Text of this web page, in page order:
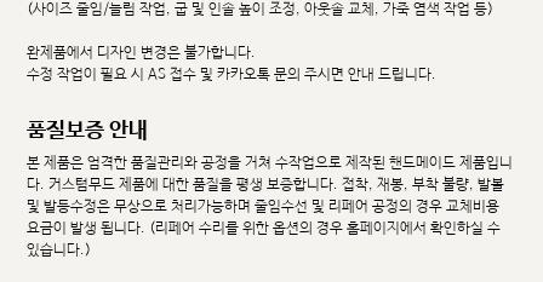
(사이즈 줄임/늘림 작업, 굽 및 인솔 높이 조정, 아웃솔 교체, 가죽 염색 작업 등)
완제품에서 디자인 변경은 불가합니다.
수정 작업이 필요 시 AS 접수 및 카카오톡 문의 주시면 안내 드립니다.
품질보증 안내
본 제품은 엄격한 품질관리와 공정을 거쳐 수작업으로 제작된 핸드메이드 제품입니
다. 커스텀무드 제품에 대한 품질을 평생 보증합니다. 접착, 재봉, 부착 불량, 발볼
및 발등수정은 무상으로 처리가능하며 줄임수선 및 리페어 공정의 경우 교체비용
요금이 발생 됩니다. (리페어 수리를 위한 옵션의 경우 홈페이지에서 확인하실 수
있습니다.)